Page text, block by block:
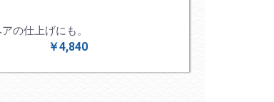
の仕上げにも。
￥4,840